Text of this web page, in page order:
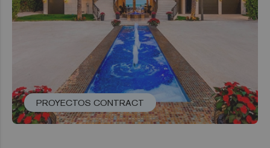
PROYECTOS CONTRACT